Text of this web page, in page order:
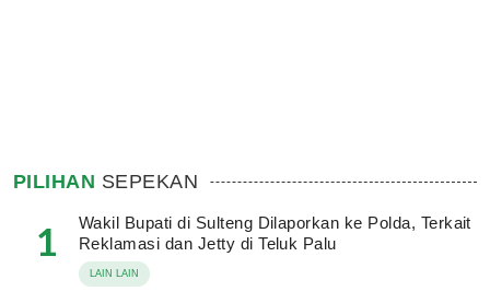
PILIHAN SEPEKAN
1
Wakil Bupati di Sulteng Dilaporkan ke Polda, Terkait
Reklamasi dan Jetty di Teluk Palu
LAIN LAIN